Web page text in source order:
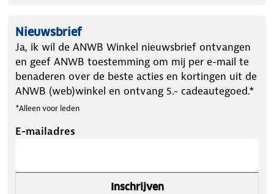
Nieuwsbrief
Ja, ik wil de ANWB Winkel nieuwsbrief ontvangen
en geef ANWB toestemming om mij per e-mail te
benaderen over de beste acties en kortingen uit de
ANWB (web)winkel en ontvang 5.- cadeautegoed.*
*Alleen voor leden
E-mailadres
Inschrijven